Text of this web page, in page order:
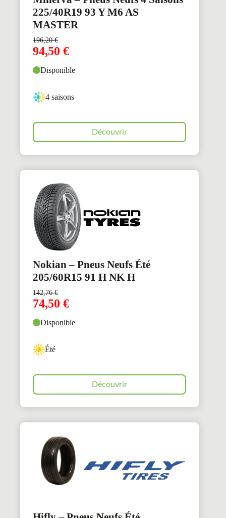
225/40R19 93 Y M6 AS
MASTER
196,20€
94,50 €
Disponible
4 saisons
Découvrir
Nokian – Pneus Neufs Été
205/60R15 91 H NK H
142,76€
74,50 €
Disponible
Été
Découvrir